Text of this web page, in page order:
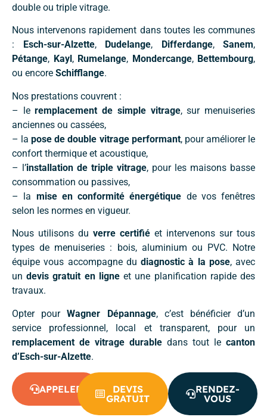
double ou triple vitrage.
Nous intervenons rapidement dans toutes les communes
:
Esch-sur-Alzette, Dudelange, Differdange, Sanem,
Pétange, Kayl , Rumelange, Mondercange, Bettembourg,
ou encore Schifflange.
Nos prestations couvrent :
– leremplacement de simple vitrage, sur menuiseries
anciennes ou cassées,
– lapose de double vitrage performant, pour améliorer le
confort thermique et acoustique,
– l’installation de triple vitrage, pour les maisons basse
consommation ou passives,
– la mise en conformité énergétique de vos fenêtres
selon les normes en vigueur.
Nous utilisons du verre certifié et intervenons sur tous
types de menuiseries : bois, aluminium ou PVC. Notre
équipe vous accompagne du diagnostic à la pose, avec
undevis gratuit en ligneet une planification rapide des
travaux.
Opter pourWagner Dépannage, c’est bénéficier d’un
service professionnel, local et transparent, pour un
remplacement de vitrage durable dans tout le canton
d’Esch-sur-Alzette.
APPELER
DEVIS
GRATUIT
RENDEZ-
VOUS